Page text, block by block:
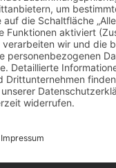
79 60 RED DEVILS